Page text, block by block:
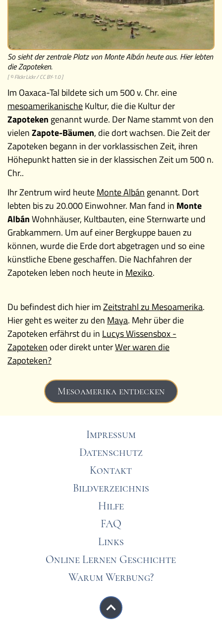
Buchtipps
Schulmaterialien
Museen
So sieht der zentrale Platz von Monte Albán heute aus. Hier lebten
die Zapoteken.
[ ©Flickr Lickr/CC BY-1.0]
Im Oaxaca-Tal bildete sich um 500 v. Chr. eine
mesoamerikanischeKultur, die die Kultur der
Zapoteken genannt wurde. Der Name stammt von den
vielenZapote-Bäumen, die dort wachsen. Die Zeit der
Zapoteken begann in der vorklassischen Zeit, ihren
Höhepunkt hatten sie in der klassischen Zeit um 500 n.
Chr..
Ihr Zentrum wird heuteMonte Albán genannt. Dort
lebten bis zu 20.000 Einwohner. Man fand in Monte
AlbánWohnhäuser, Kultbauten, eine Sternwarte und
Grabkammern. Um auf einer Bergkuppe bauen zu
können, wurde die Erde dort abgetragen und so eine
künstliche Ebene geschaffen. Die Nachfahren der
Zapoteken leben noch heute in Mexiko.
Du befindest dich hier imZeitstrahl zu Mesoamerika.
Hier geht es weiter zu den Maya. Mehr über die
Zapoteken erfährst du in Lucys Wissensbox -
Zapoteken oder direkt unterWer waren die
Zapoteken?
Mesoamerika entdecken
Impressum
Datenschutz
Kontakt
Bildverzeichnis
Hilfe
FAQ
Links
Online Lernen Geschichte
Warum Werbung?